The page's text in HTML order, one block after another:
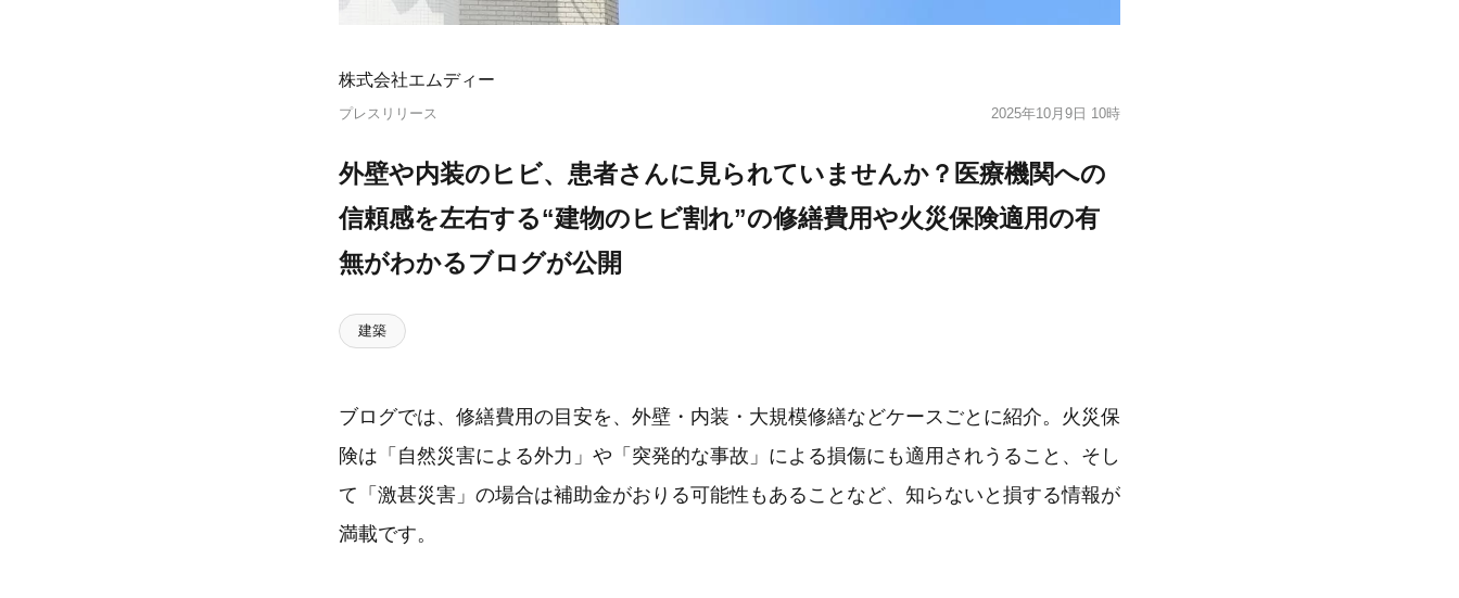
株式会社エムディー
プレスリリース 2025年10月9日 10時
外壁や内装のヒビ、患者さんに見られていませんか？医療機関への
信頼感を左右する“建物のヒビ割れ”の修繕費用や火災保険適用の有
無がわかるブログが公開
建築
ブログでは、修繕費用の目安を、外壁・内装・大規模修繕などケースごとに紹介。火災保
険は「自然災害による外力」や「突発的な事故」による損傷にも適用されうること、そし
て「激甚災害」の場合は補助金がおりる可能性もあることなど、知らないと損する情報が
満載です。